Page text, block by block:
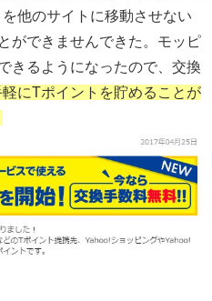
他のサイトに移動させない
ができませんできた。モッピ
きるようになったので、交換
軽にTポイントを貯めることが